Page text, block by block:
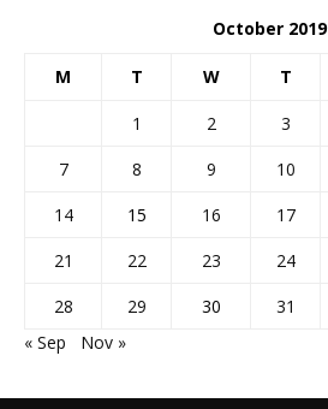
October 2019
M T W T
1 2 3
7
8 9 10
14
15 16 17
21
22 23 24
28
29 30
31
« Sep
Nov »